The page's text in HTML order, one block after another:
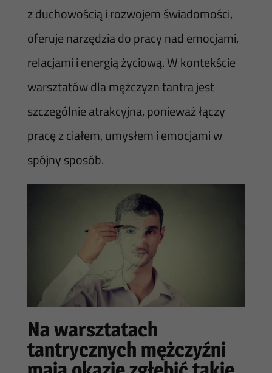
z duchowością i rozwojem świadomości,
oferuje narzędzia do pracy nad emocjami,
relacjami i energią życiową. W kontekście
warsztatów dla mężczyzn tantra jest
szczególnie atrakcyjna, ponieważ łączy
pracę z ciałem, umysłem i emocjami w
spójny sposób.
Na warsztatach
tantrycznych mężczyźni